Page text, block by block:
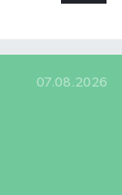
07.08.2026